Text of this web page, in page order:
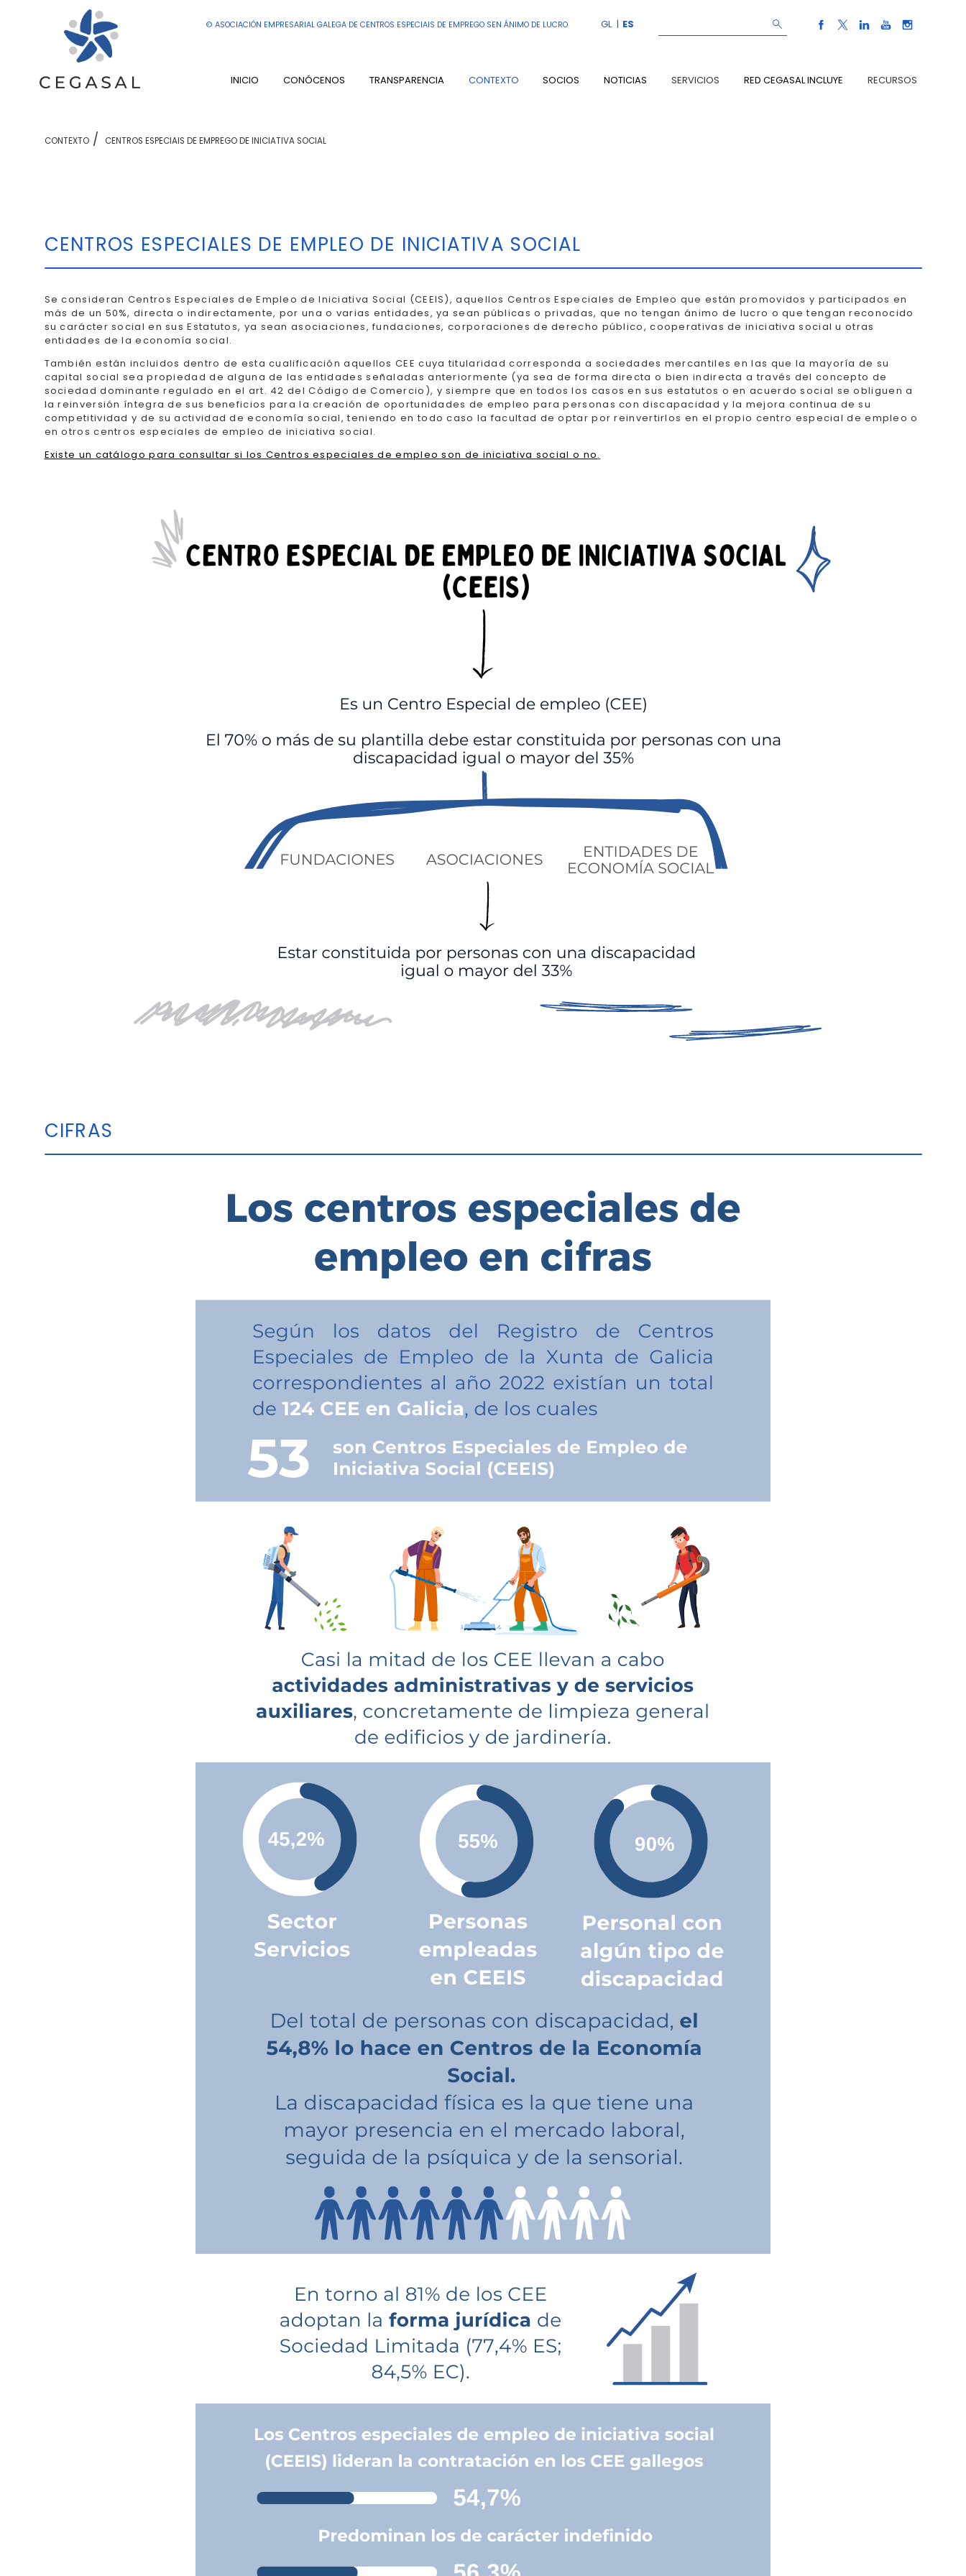
© ASOCIACIÓN EMPRESARIAL GALEGA DE CENTROS ESPECIAIS DE EMPREGO SEN ÁNIMO DE LUCRO GL ES
INICIO CONÓCENOS TRANSPARENCIA CONTEXTO SOCIOS NOTICIAS SERVICIOS RED CEGASAL INCLUYE RECURSOS
CONTEXTO CENTROS ESPECIAIS DE EMPREGO DE INICIATIVA SOCIAL
CENTROS ESPECIALES DE EMPLEO DE INICIATIVA SOCIAL
Se consideran Centros Especiales de Empleo de Iniciativa Social (CEEIS), aquellos Centros Especiales de Empleo que están promovidos y participados en
más de un 50%, directa o indirectamente, por una o varias entidades, ya sean públicas o privadas, que no tengan ánimo de lucro o que tengan reconocido
su carácter social en sus Estatutos, ya sean asociaciones, fundaciones, corporaciones de derecho público, cooperativas de iniciativa social u otras
entidades de la economía social.
También están incluidos dentro de esta cualificación aquellos CEE cuya titularidad corresponda a sociedades mercantiles en las que la mayoría de su
capital social sea propiedad de alguna de las entidades señaladas anteriormente (ya sea de forma directa o bien indirecta a través del concepto de
sociedad dominante regulado en el art. 42 del Código de Comercio), y siempre que en todos los casos en sus estatutos o en acuerdo social se obliguen a
la reinversión íntegra de sus beneficios para la creación de oportunidades de empleo para personas con discapacidad y la mejora continua de su
competitividad y de su actividad de economía social, teniendo en todo caso la facultad de optar por reinvertirlos en el propio centro especial de empleo o
en otros centros especiales de empleo de iniciativa social.
Existe un catálogo para consultar si los Centros especiales de empleo son de iniciativa social o no.
CIFRAS